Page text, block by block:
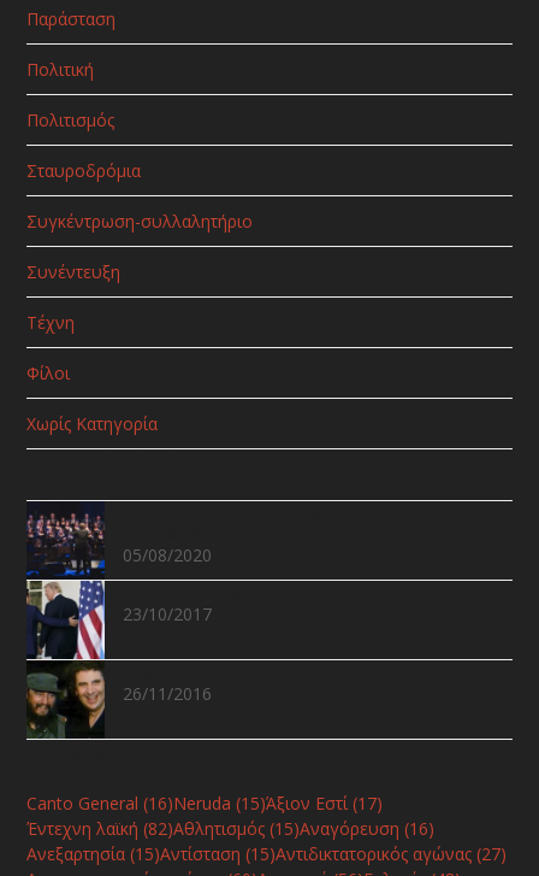
Παράσταση
Πολιτική
Πολιτισμός
Σταυροδρόμια
Συγκέντρωση-συλλαλητήριο
Συνέντευξη
Τέχνη
Φίλοι
Χωρίς Κατηγορία
05/08/2020
23/10/2017
26/11/2016
Canto General (16)Neruda (15)Άξιον Εστί(17)
Έντεχνη λαϊκή (82)Αθλητισμός (15)Αναγόρευση (16)
Ανεξαρτησία (15)Αντίσταση (15)Αντιδικτατορικός αγώνας (27)